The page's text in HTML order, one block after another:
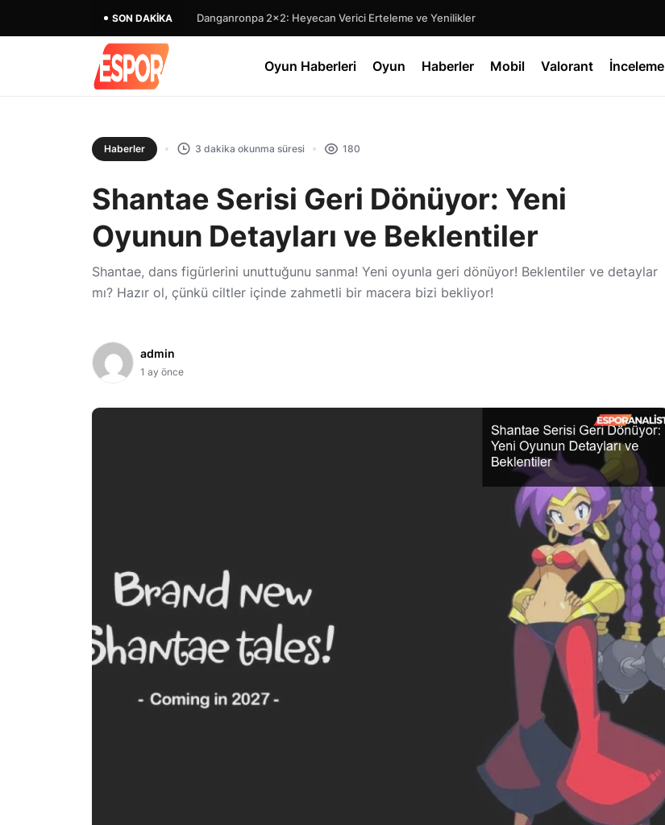
SON DAKIKA Danganronpa 2×2: Heyecan Verici Erteleme ve Yenilikler
Oyun Haberleri Oyun Haberler Mobil Valorant İnceleme
Haberler 3 dakika okunma süresi 180
Shantae Serisi Geri Dönüyor: Yeni
Oyunun Detayları ve Beklentiler
Shantae, dans figürlerini unuttuğunu sanma! Yeni oyunla geri dönüyor! Beklentiler ve detaylar
mı? Hazır ol, çünkü ciltler içinde zahmetli bir macera bizi bekliyor!
admin
1 ay önce